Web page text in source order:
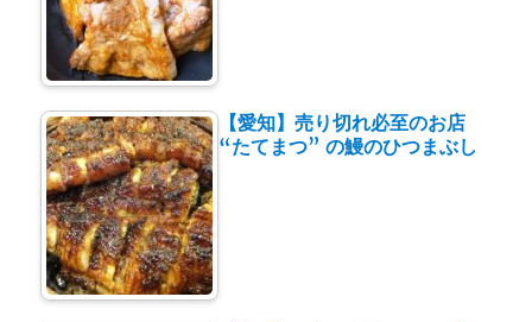
【愛知】売り切れ必至のお店
“たてまつ” の鰻のひつまぶし